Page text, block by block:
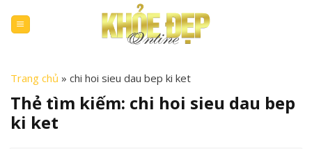
content
Trang chủ » chi hoi sieu dau bep ki ket
Thẻ tìm kiếm: chi hoi sieu dau bep
ki ket